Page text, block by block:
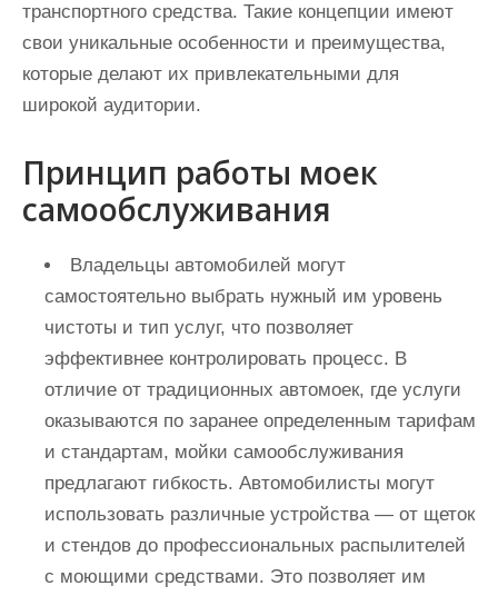
транспортного средства. Такие концепции имеют
свои уникальные особенности и преимущества,
которые делают их привлекательными для
широкой аудитории.
Принцип работы моек
самообслуживания
Владельцы автомобилей могут
самостоятельно выбрать нужный им уровень
чистоты и тип услуг, что позволяет
эффективнее контролировать процесс. В
отличие от традиционных автомоек, где услуги
оказываются по заранее определенным тарифам
и стандартам, мойки самообслуживания
предлагают гибкость. Автомобилисты могут
использовать различные устройства — от щеток
и стендов до профессиональных распылителей
с моющими средствами. Это позволяет им